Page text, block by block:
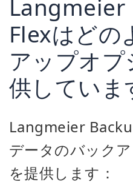
Langmeier
Flexはどの
アップオ
供していま
Langmeier
データのバック
を提供します：